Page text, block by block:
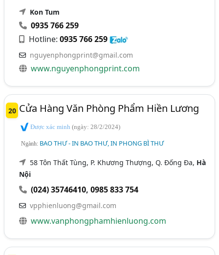
Kon Tum
0935 766 259
Hotline:0935 766 259
nguyenphongprint@gmail.com
www.nguyenphongprint.com
20 Cửa Hàng Văn Phòng Phẩm Hiền Lương
Được xác minh(ngày: 28/2/2024)
Ngành: BAO THƯ - IN BAO THƯ, IN PHONG BÌ THƯ
58 Tôn Thất Tùng, P. Khương Thượng, Q. Đống Đa, Hà
Nội
(024) 35746410,0985 833 754
vpphienluong@gmail.com
www.vanphongphamhienluong.com